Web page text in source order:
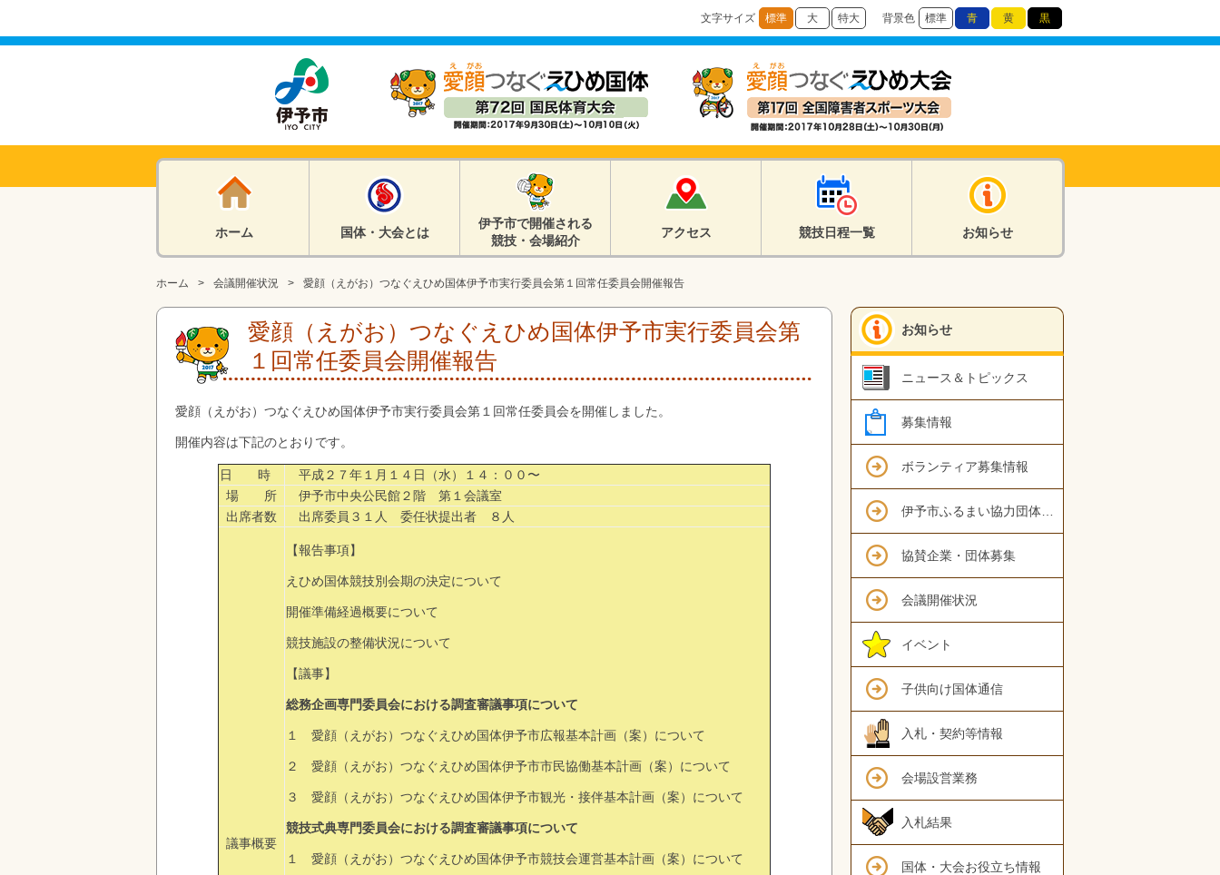
文字サイズ 標準 大 特大 背景色 標準 青 黄 黒
ホーム 国体・大会とは
伊予市で開催される
競技・会場紹介
アクセス 競技日程一覧 お知らせ
ホーム 会議開催状況 愛顔（えがお）つなぐえひめ国体伊予市実行委員会第１回常任委員会開催報告
愛顔（えがお）つなぐえひめ国体伊予市実行委員会第
１回常任委員会開催報告
愛顔（えがお）つなぐえひめ国体伊予市実行委員会第１回常任委員会を開催しました。
開催内容は下記のとおりです。
日 時
平成２７年１月１４日（水）１４：００〜
場 所
伊予市中央公民館２階 第１会議室
出席者数
出席委員３１人 委任状提出者 ８人
議事概要
【報告事項】
えひめ国体競技別会期の決定について
開催準備経過概要について
競技施設の整備状況について
【議事】
総務企画専門委員会における調査審議事項について
１ 愛顔（えがお）つなぐえひめ国体伊予市広報基本計画（案）について
２ 愛顔（えがお）つなぐえひめ国体伊予市市民協働基本計画（案）について
３ 愛顔（えがお）つなぐえひめ国体伊予市観光・接伴基本計画（案）について
競技式典専門委員会における調査審議事項について
１ 愛顔（えがお）つなぐえひめ国体伊予市競技会運営基本計画（案）について
お知らせ
ニュース＆トピックス
募集情報
ボランティア募集情報
協賛企業・団体募集
会議開催状況
イベント
子供向け国体通信
入札・契約等情報
会場設営業務
入札結果
国体・大会お役立ち情報